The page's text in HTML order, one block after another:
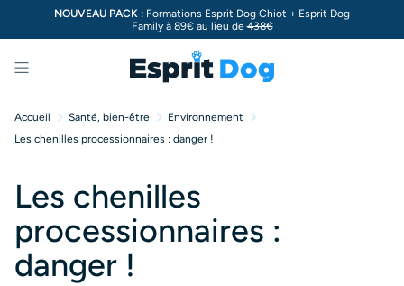
NOUVEAU PACK : Formations Esprit Dog Chiot + Esprit Dog
Family à 89€ au lieu de438€
Menu
Accueil Santé, bien-être
Environnement
Les chenilles processionnaires : danger !
Les chenilles
processionnaires :
danger !